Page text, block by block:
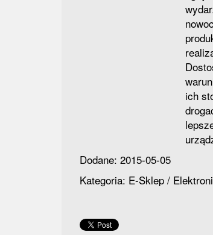
ich
Dodane: 2015-05-05
Kategoria: E-Sklep /